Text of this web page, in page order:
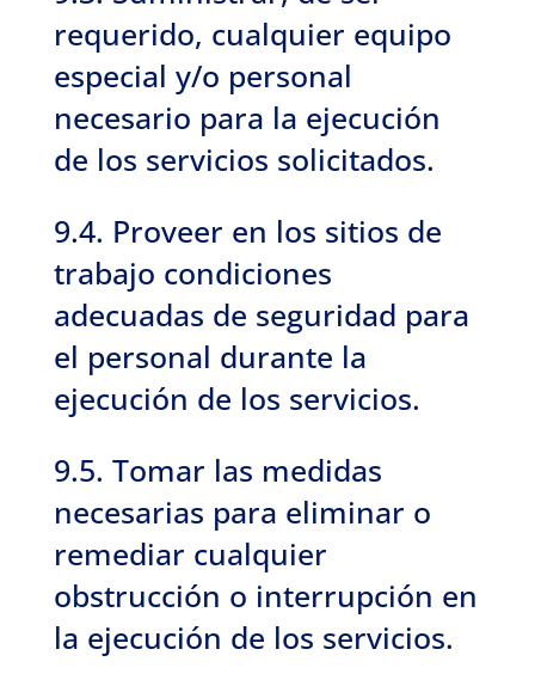
requerido, cualquier equipo
especial y/o personal
necesario para la ejecución
de los servicios solicitados.
9.4. Proveer en los sitios de
trabajo condiciones
adecuadas de seguridad para
el personal durante la
ejecución de los servicios.
9.5. Tomar las medidas
necesarias para eliminar o
remediar cualquier
obstrucción o interrupción en
la ejecución de los servicios.